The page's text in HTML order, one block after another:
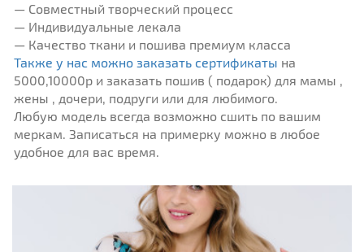
— Совместный творческий процесс
— Индивидуальные лекала
— Качество ткани и пошива премиум класса
Также у нас можно заказать сертификаты на
5000,10000р и заказать пошив ( подарок) для мамы ,
жены , дочери, подруги или для любимого.
Любую модель всегда возможно сшить по вашим
меркам. Записаться на примерку можно в любое
удобное для вас время.